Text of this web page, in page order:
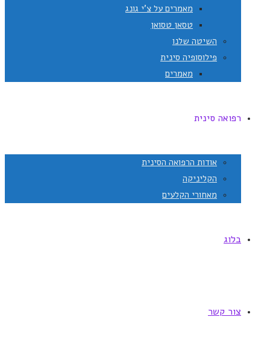
מאמרים על צ'י גונג
טסאן טסואן
השיטה שלנו
פילוסופיה סינית
מאמרים
רפואה סינית
אודות הרפואה הסינית
הקליניקה
מאחורי הקלעים
בלוג
צור קשר